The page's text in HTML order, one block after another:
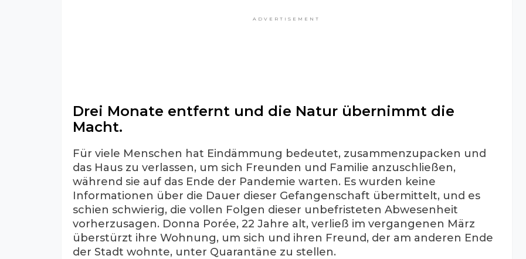
ADVERTISEMENT
Drei Monate entfernt und die Natur übernimmt die
Macht.
Für viele Menschen hat Eindämmung bedeutet, zusammenzupacken und
das Haus zu verlassen, um sich Freunden und Familie anzuschließen,
während sie auf das Ende der Pandemie warten. Es wurden keine
Informationen über die Dauer dieser Gefangenschaft übermittelt, und es
schien schwierig, die vollen Folgen dieser unbefristeten Abwesenheit
vorherzusagen. Donna Porée, 22 Jahre alt, verließ im vergangenen März
überstürzt ihre Wohnung, um sich und ihren Freund, der am anderen Ende
der Stadt wohnte, unter Quarantäne zu stellen.